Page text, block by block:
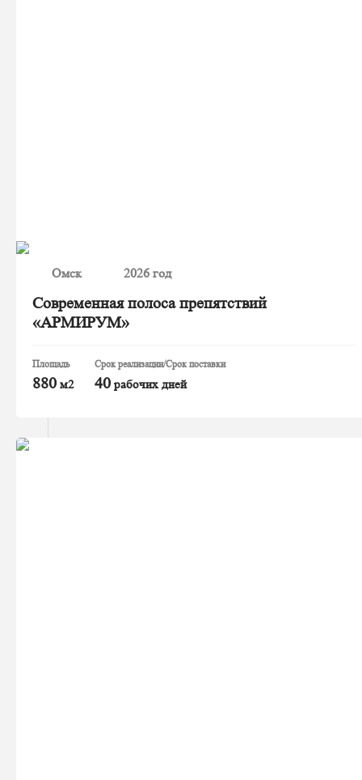
Омск 2026 год
Современная полоса препятствий
«АРМИРУМ»
Площадь
880 м2
Срок реализации/Срок поставки
40 рабочих дней